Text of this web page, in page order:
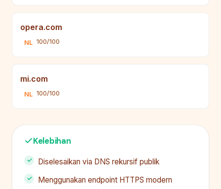
opera.com
NL 100/100
mi.com
NL 100/100
Kelebihan
Diselesaikan via DNS rekursif publik
Menggunakan endpoint HTTPS modern